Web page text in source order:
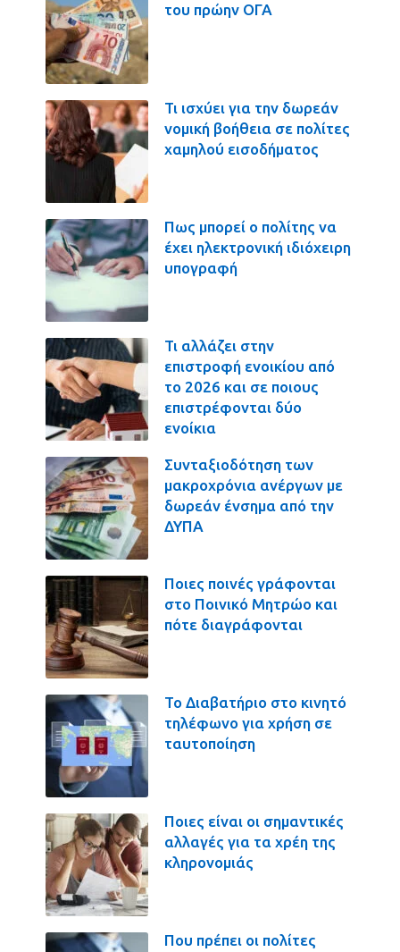
του πρώην ΟΓΑ
Τι ισχύει για την δωρεάν
νομική βοήθεια σε πολίτες
χαμηλού εισοδήματος
Πως μπορεί ο πολίτης να
έχει ηλεκτρονική ιδιόχειρη
υπογραφή
Τι αλλάζει στην
επιστροφή ενοικίου από
το 2026 και σε ποιους
επιστρέφονται δύο
ενοίκια
Συνταξιοδότηση των
μακροχρόνια ανέργων με
δωρεάν ένσημα από την
ΔΥΠΑ
Ποιες ποινές γράφονται
στο Ποινικό Μητρώο και
πότε διαγράφονται
Το Διαβατήριο στο κινητό
τηλέφωνο για χρήση σε
ταυτοποίηση
Ποιες είναι οι σημαντικές
αλλαγές για τα χρέη της
κληρονομιάς
Που πρέπει οι πολίτες